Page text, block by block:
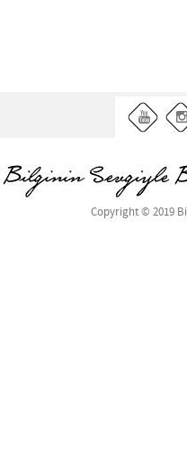
Copyright © 2019